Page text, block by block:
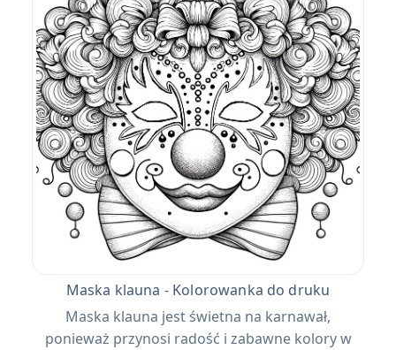
Maska klauna - Kolorowanka do druku
Maska klauna jest świetna na karnawał,
ponieważ przynosi radość i zabawne kolory w